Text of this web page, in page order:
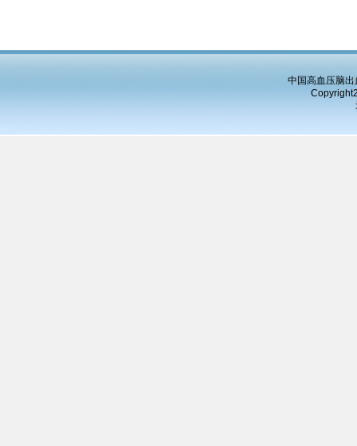
中国高血压脑